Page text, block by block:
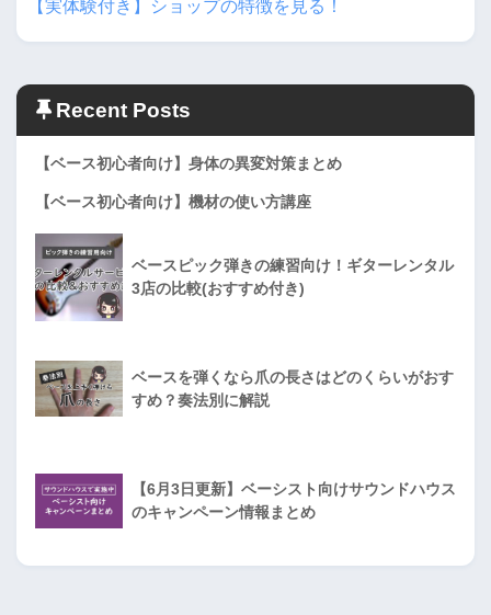
【実体験付き】ショップの特徴を見る！
Recent Posts
【ベース初心者向け】身体の異変対策まとめ
【ベース初心者向け】機材の使い方講座
ベースピック弾きの練習向け！ギターレンタル
3店の比較(おすすめ付き)
ベースを弾くなら爪の長さはどのくらいがおす
すめ？奏法別に解説
【6月3日更新】ベーシスト向けサウンドハウス
のキャンペーン情報まとめ